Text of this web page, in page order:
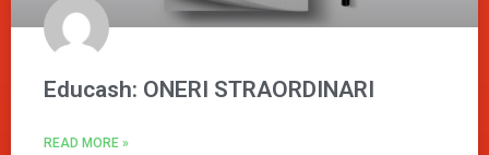
Educash: ONERI STRAORDINARI
READ MORE »